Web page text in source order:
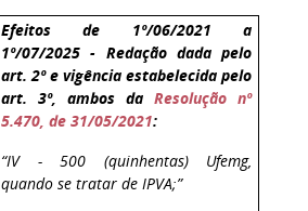
Efeitos de 1º/06/2021 a
1º/07/2025 - Redação dada pelo
art. 2º e vigência estabelecida pelo
art. 3º, ambos daResolução nº
5.470, de 31/05/2021:
“IV - 500 (quinhentas) Ufemg,
quando se tratar de IPVA;”